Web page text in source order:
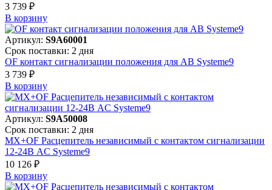
3 739 ₽
В корзинy
Артикул: S9A60001
Срок поставки: 2 дня
OF контакт сигнализации положения для АВ Systeme9
3 739 ₽
В корзинy
Артикул: S9A50008
Срок поставки: 2 дня
MX+OF Расцепитель независимый с контактом сигнализации
12-24В AC Systeme9
10 126 ₽
В корзинy